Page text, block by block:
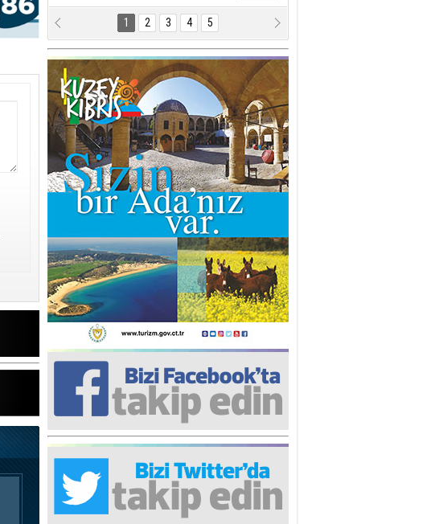
Erkut YILMABAŞAR
Bayrak tartışmaları ve ihalesiz
işler!
Arif Alasya
2015 SONRASI VE AKINCI.
Fatma Baysal
SURLAR İÇİ’NDE KOLAYDIR ÖLMEK
Ediz TUNCEL
Göz göre göre…
Taner ULUTAŞ
İnşallah St. Lois ile Hakkaido
Adası gibi olmayız !...
Ali KİŞMİR
FIRSAT VE KORKU
Turgut ÇALICI
İki Lakırdı da benden!
Yrd. Doç. Ercan HOŞKARA
Yatırım Yapmazsan Var Olamazsın:
Hedefteki Kurum Kıb-Tek
Rana Sarro
Başıma gelen skandal olayı
1 2 3 4 5